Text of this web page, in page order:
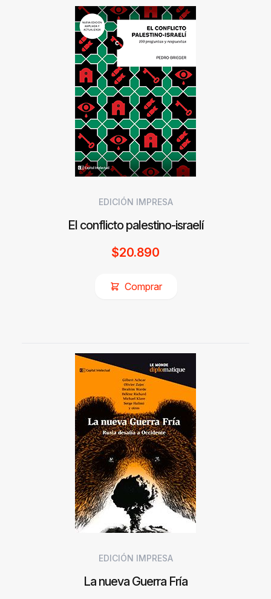
EDICIÓN IMPRESA
El conflicto palestino-israelí
$20.890
Comprar
EDICIÓN IMPRESA
La nueva Guerra Fría